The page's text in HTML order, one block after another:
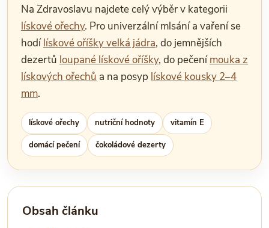
Na Zdravoslavu najdete celý výběr v kategorii
lískové ořechy. Pro univerzální mlsání a vaření se
hodílískové oříšky velká jádra, do jemnějších
dezertů loupané lískové oříšky, do pečenímouka z
lískových ořechů a na posyp lískové kousky 2–4
mm.
lískové ořechy nutriční hodnoty vitamín E
domácí pečení čokoládové dezerty
Obsah článku